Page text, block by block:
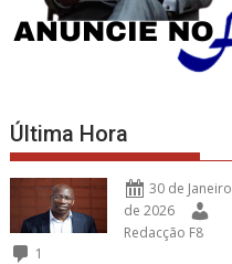
Última Hora
30 de Janeiro
de 2026
Redacção F8
1